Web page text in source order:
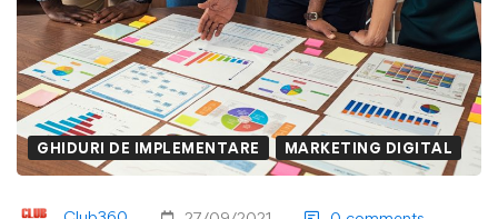
GHIDURI DE IMPLEMENTARE MARKETING DIGITAL